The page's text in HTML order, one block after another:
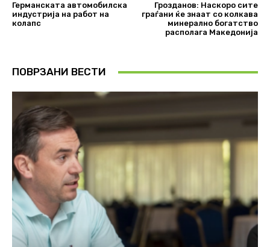
Германската автомобилска
индустрија на работ на
колапс
Грозданов: Наскоро сите
граѓани ќе знаат со колкава
минерално богатство
располага Македонија
ПОВРЗАНИ ВЕСТИ